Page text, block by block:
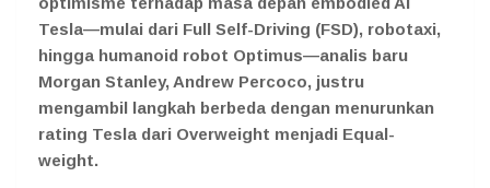
Tesla—mulai dari Full Self-Driving (FSD), robotaxi,
hingga humanoid robot Optimus—analis baru
Morgan Stanley, Andrew Percoco, justru
mengambil langkah berbeda dengan menurunkan
rating Tesla dari Overweight menjadi Equal-
weight.